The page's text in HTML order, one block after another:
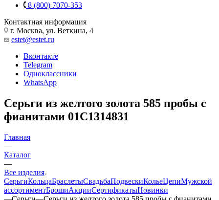
8 (800) 7070-353
Контактная информация
г. Москва, ул. Веткина, 4
estet@estet.ru
Вконтакте
Telegram
Одноклассники
WhatsApp
Серьги из желтого золота 585 пробы с
фианитами 01С1314831
Главная
—
Каталог
—
Все изделия
СерьгиКольцаБраслетыСвадьбаПодвескиКольеЦепиМужской
ассортиментБрошиАкцииСертификатыНовинки